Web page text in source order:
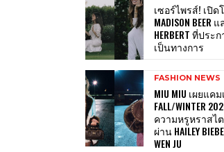
เซอร์ไพรส์! เปิ
MADISON BEER
HERBERT ที่ปร
เป็นทางการ
FASHION NEWS
MIU MIU เผยแค
FALL/WINTER
ความหรูหราสไ
ผ่าน HAILEY
WEN JU